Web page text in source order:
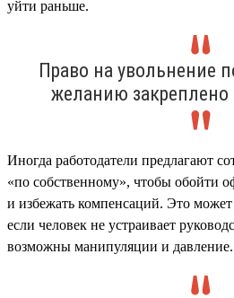
уйти раньше.
Право на увольнение
желанию
Иногда работодатели предлагают
«по собственному», чтобы обойти
и избежать компенсаций. Это
если человек не устраивает
возможны манипуляции и давление.